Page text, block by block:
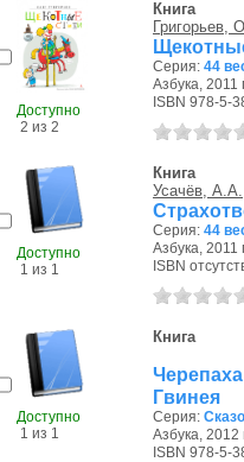
Доступно
2 из 2
Книга
Григорьев,
Серия: 44
Азбука, 2011
ISBN 978-5-
Доступно
1 из 1
Книга
Усачёв, А.А.
Серия: 44
Азбука, 2011
ISBN
Доступно
1 из 1
Книга
Гвинея
Серия:
Азбука, 2012
ISBN 978-5-